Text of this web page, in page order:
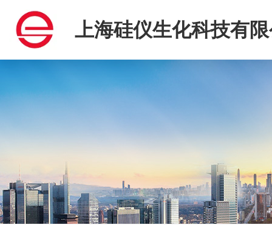
上海硅仪生化科技有